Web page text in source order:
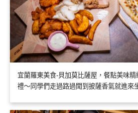
宜蘭羅東美食-貝加莫比薩屋，餐點美味
禮～同學們走過路過聞到披薩香氣就進來